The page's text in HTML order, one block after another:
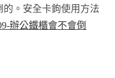
。安全卡鉤使用方法
辦公鐵櫃會不會倒